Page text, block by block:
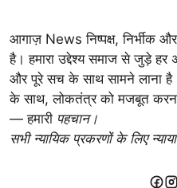
आगाज़ News निष्पक्ष, निर्भीक
है। हमारा उद्देश्य समाज से जुड़े हर
और पूरे सच के साथ सामने लाना
के साथ, लोकतंत्र को मजबूत करना
— हमारी पहचान।
सभी न्यायिक प्रकरणों के लिए